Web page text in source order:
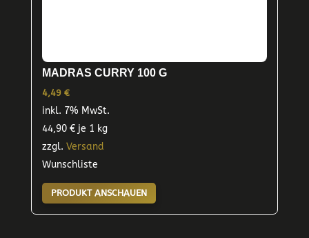
MADRAS CURRY 100 G
4,49 €
inkl. 7% MwSt.
44,90 €je 1 kg
zzgl. Versand
Wunschliste
PRODUKT ANSCHAUEN